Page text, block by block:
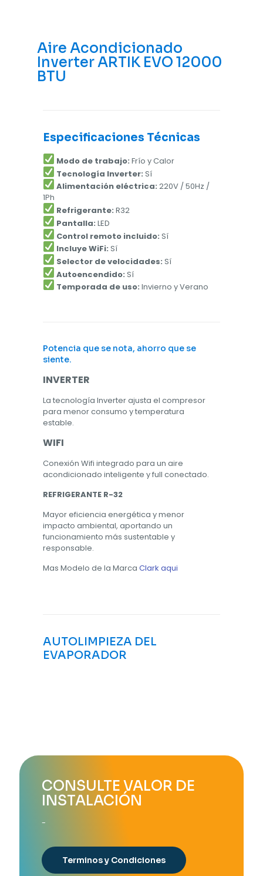
Aire Acondicionado
Inverter ARTIK EVO 12000
BTU
Especificaciones Técnicas
Modo de trabajo: Frío y Calor
Tecnología Inverter: Sí
Alimentación eléctrica: 220V / 50Hz /
1Ph
Refrigerante: R32
Pantalla: LED
Control remoto incluido: Sí
Incluye WiFi: Sí
Selector de velocidades: Sí
Autoencendido: Sí
Temporada de uso: Invierno y Verano
Potencia que se nota, ahorro que se
siente.
INVERTER
La tecnología Inverter ajusta el compresor
para menor consumo y temperatura
estable.
WIFI
Conexión Wifi integrado para un aire
acondicionado inteligente y full conectado.
REFRIGERANTE R-32
Mayor eficiencia energética y menor
impacto ambiental, aportando un
funcionamiento más sustentable y
responsable.
Mas Modelo de la Marca Clark aqui
AUTOLIMPIEZA DEL
EVAPORADOR
CONSULTE VALOR DE
INSTALACIÓN
-
Terminos y Condiciones